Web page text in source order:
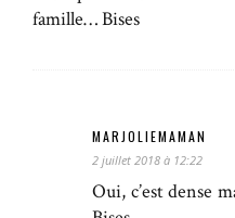
famille… Bises
MARJOLIEMAMAN
2 juillet 2018 à 12:22
Oui, c’est dense